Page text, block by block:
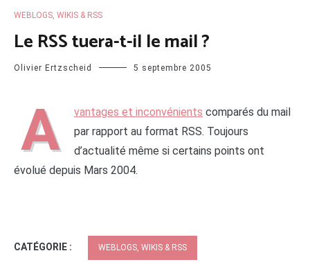
WEBLOGS, WIKIS & RSS
Le RSS tuera-t-il le mail ?
Olivier Ertzscheid 5 septembre 2005
A vantages et inconvénients comparés du mail
par rapport au format RSS. Toujours
d’actualité même si certains points ont
évolué depuis Mars 2004.
CATÉGORIE : WEBLOGS, WIKIS & RSS